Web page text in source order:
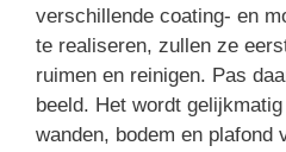
verschillende coating- en
te realiseren, zullen ze
ruimen en reinigen. Pas
beeld. Het wordt
wanden, bodem en plafond